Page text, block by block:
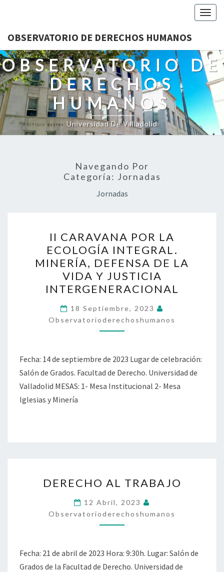
OBSERVATORIO DE DERECHOS HUMANOS
OBSERVATORIO DE
DERECHOS
HUMANOS
Universidad De Valladolid
Navegando Por
Categoría: Jornadas
Jornadas
CARAVANA
POR
LA
ECOLOGÍA
INTEGRAL.
MINERÍA,
DEFENSA
DE
VIDA
Y
JUSTICIA
II CARAVANA POR LA
ECOLOGÍA INTEGRAL.
MINERÍA, DEFENSA DE LA
VIDA Y JUSTICIA
INTERGENERACIONAL
18 Septiembre, 2023
Observatorioderechoshumanos
Fecha: 14 de septiembre de 2023 Lugar de celebración:
Salón de Grados. Facultad de Derecho. Universidad de
Valladolid MESAS: 1- Mesa Institucional 2- Mesa
Iglesias y Minería
AL
TRABAJO
DERECHO AL TRABAJO
12 Abril, 2023
Observatorioderechoshumanos
Fecha: 21 de abril de 2023 Hora: 9:30h. Lugar: Salón de
Grados de la Facultad de Derecho. Universidad de